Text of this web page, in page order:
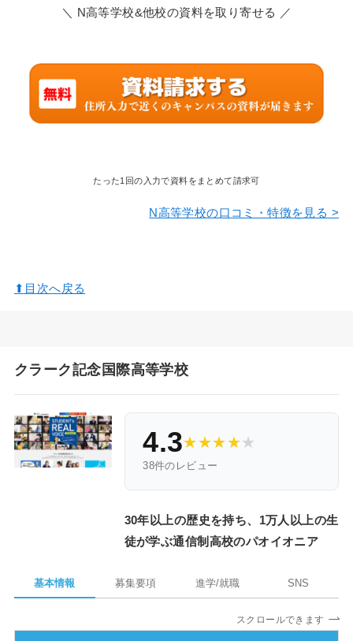
＼ N高等学校&他校の資料を取り寄せる ／
たった1回の入力で資料をまとめて請求可
N高等学校の口コミ・特徴を見る >
⬆︎目次へ戻る
クラーク記念国際高等学校
4.3★★★★★
38件のレビュー
30年以上の歴史を持ち、1万人以上の生
徒が学ぶ通信制高校のパオイオニア
基本情報 募集要項 進学/就職 SNS
スクロールできます